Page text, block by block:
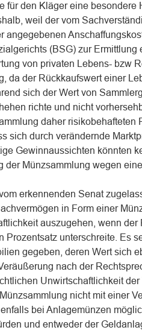
für den Kläger eine
weil der vom
angegebenen
(BSG) zur
von privaten Lebens- bzw
da der Rückkaufswert einer
sich der Wert von
richte und nicht
daher
sich durch verändernde
Gewinnaussichten könnten
der Münzsammlung wegen
erkennenden Senat
in Form einer
auszugehen, wenn
Prozentsatz unterschreite. Es
gegeben, deren Wert sich
nach der
Unwirtschaftlichkeit
nicht mit einer
bei Anlagemünzen
und entweder der